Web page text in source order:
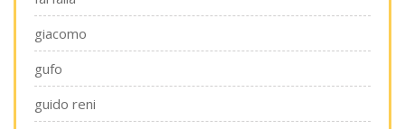
giacomo
gufo
guido reni